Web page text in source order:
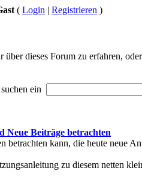
( Login | Registrieren )
dieses Forum zu erfahren,
ein
Neue Beiträge betrachten
betrachten kann, die heute neue
zu diesem netten